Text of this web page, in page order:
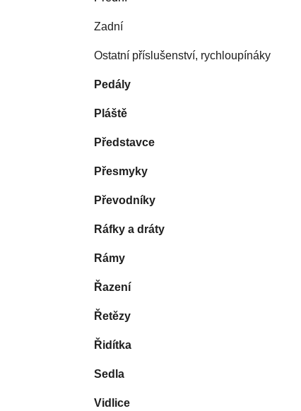
Zadní
Ostatní příslušenství, rychloupínáky
Pedály
Pláště
Představce
Přesmyky
Převodníky
Ráfky a dráty
Rámy
Řazení
Řetězy
Řidítka
Sedla
Vidlice